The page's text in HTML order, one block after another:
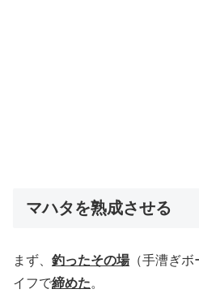
マハタを熟成させる
まず、 釣ったその場（手漕ぎボ
イフで締めた。